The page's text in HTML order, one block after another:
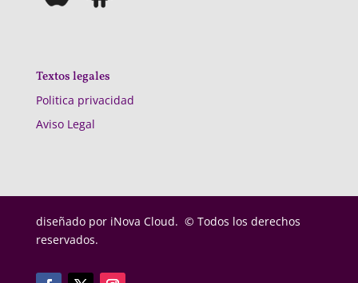
Textos legales
Politica privacidad
Aviso Legal
diseñado por iNova Cloud. © Todos los derechos
reservados.